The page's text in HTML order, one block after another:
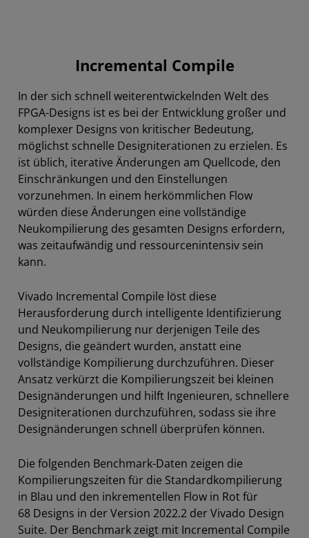
Incremental Compile
In der sich schnell weiterentwickelnden Welt des
FPGA-Designs ist es bei der Entwicklung großer und
komplexer Designs von kritischer Bedeutung,
möglichst schnelle Designiterationen zu erzielen. Es
ist üblich, iterative Änderungen am Quellcode, den
Einschränkungen und den Einstellungen
vorzunehmen. In einem herkömmlichen Flow
würden diese Änderungen eine vollständige
Neukompilierung des gesamten Designs erfordern,
was zeitaufwändig und ressourcenintensiv sein
kann.
Vivado Incremental Compile löst diese
Herausforderung durch intelligente Identifizierung
und Neukompilierung nur derjenigen Teile des
Designs, die geändert wurden, anstatt eine
vollständige Kompilierung durchzuführen. Dieser
Ansatz verkürzt die Kompilierungszeit bei kleinen
Designänderungen und hilft Ingenieuren, schnellere
Designiterationen durchzuführen, sodass sie ihre
Designänderungen schnell überprüfen können.
Die folgenden Benchmark-Daten zeigen die
Kompilierungszeiten für die Standardkompilierung
in Blau und den inkrementellen Flow in Rot für
68 Designs in der Version 2022.2 der Vivado Design
Suite. Der Benchmark zeigt mit Incremental Compile